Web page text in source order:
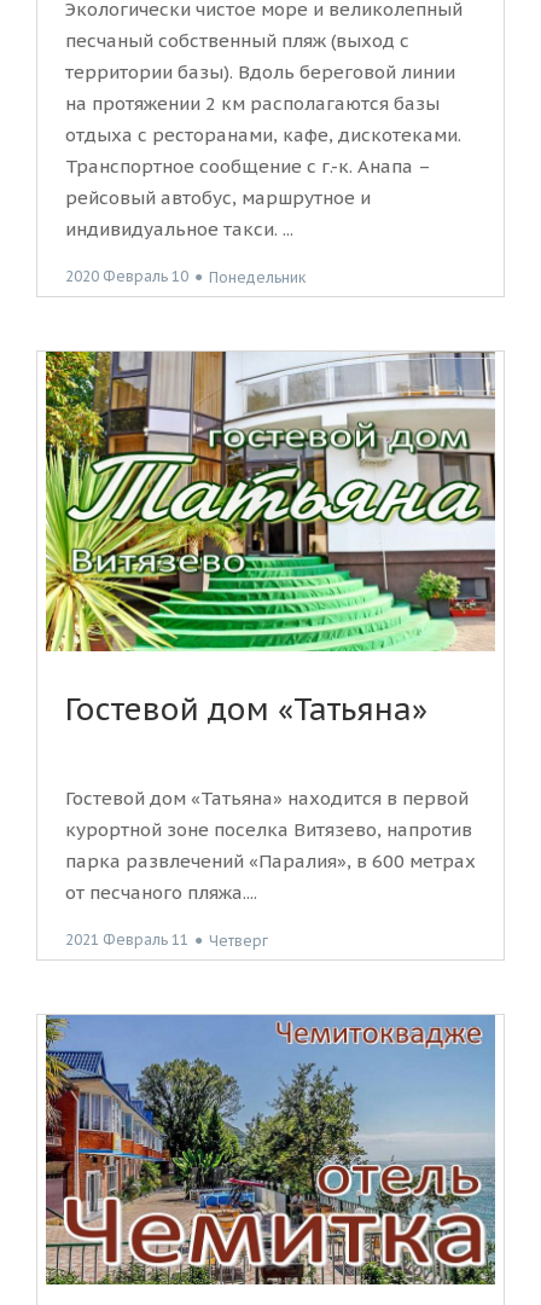
Экологически чистое море и великолепный
песчаный собственный пляж (выход с
территории базы). Вдоль береговой линии
на протяжении 2 км располагаются базы
отдыха с ресторанами, кафе, дискотеками.
Транспортное сообщение с г.-к. Анапа –
рейсовый автобус, маршрутное и
индивидуальное такси. ...
2020 Февраль 10 ● Понедельник
Гостевой дом «Татьяна»
Гостевой дом «Татьяна» находится в первой
курортной зоне поселка Витязево, напротив
парка развлечений «Паралия», в 600 метрах
от песчаного пляжа....
2021 Февраль 11 ● Четверг